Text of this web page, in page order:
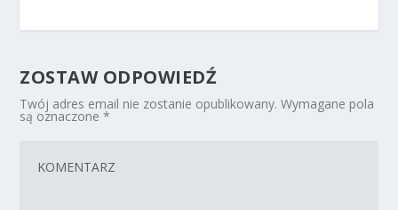
ZOSTAW ODPOWIEDŹ
Twój adres email nie zostanie opublikowany. Wymagane pola
są oznaczone*